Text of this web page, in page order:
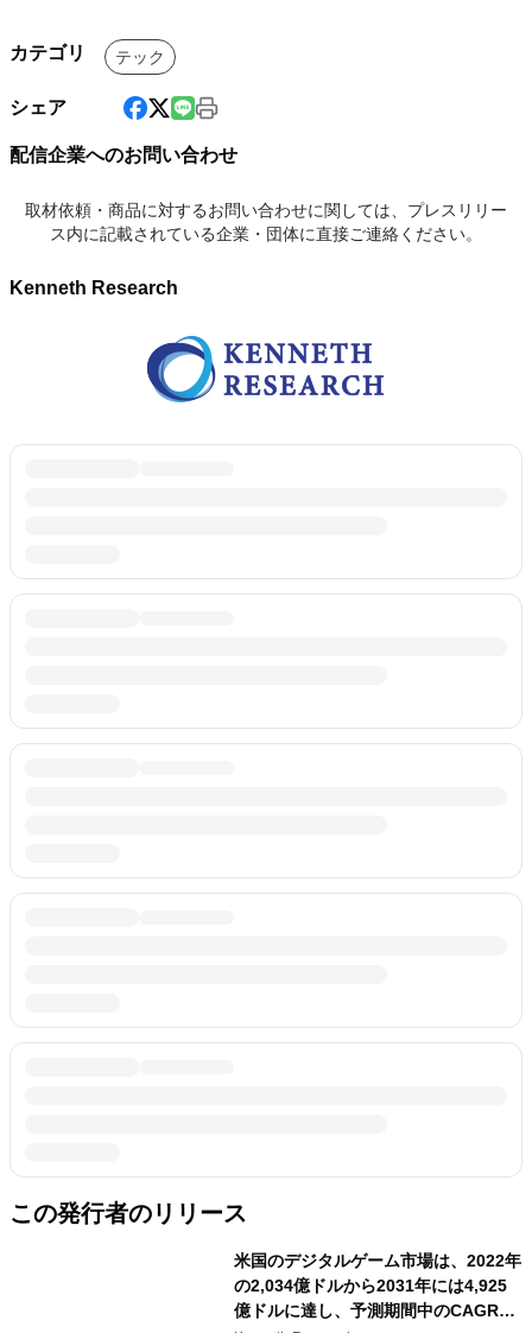
カテゴリ テック
シェア
配信企業へのお問い合わせ
取材依頼・商品に対するお問い合わせに関しては、プレスリリー
ス内に記載されている企業・団体に直接ご連絡ください。
Kenneth Research
この発行者のリリース
米国のデジタルゲーム市場は、2022年
の2,034億ドルから2031年には4,925
億ドルに達し、予測期間中のCAGRは